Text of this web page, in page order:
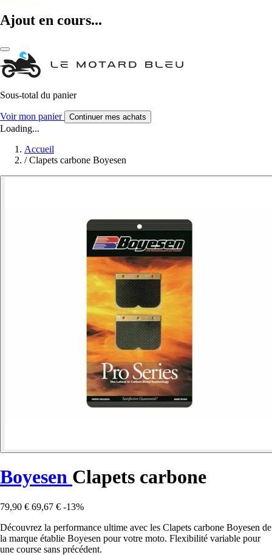
Ajout en cours...
Sous-total du panier
Voir mon panier Continuer mes achats
Loading...
Accueil
/ Clapets carbone Boyesen
Boyesen Clapets carbone
79,90 € 69,67 € -13%
Découvrez la performance ultime avec les Clapets carbone Boyesen de
la marque établie Boyesen pour votre moto. Flexibilité variable pour
une course sans précédent.